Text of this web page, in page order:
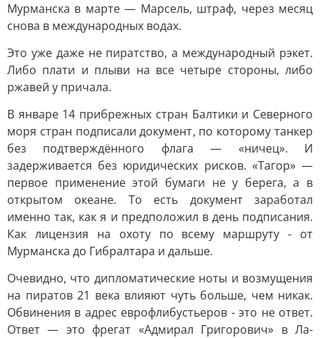
Мурманска в марте — Марсель, штраф, через месяц
снова в международных водах.
Это уже даже не пиратство, а международный рэкет.
Либо плати и плыви на все четыре стороны, либо
ржавей у причала.
В январе 14 прибрежных стран Балтики и Северного
моря стран подписали документ, по которому танкер
без подтверждённого флага — «ничец». И
задерживается без юридических рисков. «Тагор» —
первое применение этой бумаги не у берега, а в
открытом океане. То есть документ заработал
именно так, как я и предположил в день подписания.
Как лицензия на охоту по всему маршруту - от
Мурманска до Гибралтара и дальше.
Очевидно, что дипломатические ноты и возмущения
на пиратов 21 века влияют чуть больше, чем никак.
Обвинения в адрес еврофлибустьеров - это не ответ.
Ответ — это фрегат «Адмирал Григорович» в Ла-